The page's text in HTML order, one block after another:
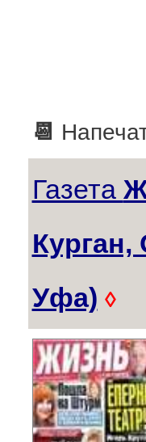
📆
Газета
Курган,
Уфа) ◊